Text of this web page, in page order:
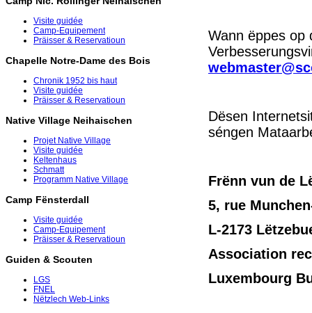
Visite guidée
Camp-Equipement
Präisser & Reservatioun
Chapelle Notre-Dame des Bois
Chronik 1952 bis haut
Visite guidée
Präisser & Reservatioun
Native Village Neihaischen
Projet Native Village
Visite guidée
Keltenhaus
Schmatt
Programm Native Village
Camp Fënsterdall
Visite guidée
Camp-Equipement
Präisser & Reservatioun
Guiden & Scouten
LGS
FNEL
Nëtzlech Web-Links
Wann ëppes op
Dësen
séngen
Frënn vun de
5, rue
L-2173
Association
Luxembourg